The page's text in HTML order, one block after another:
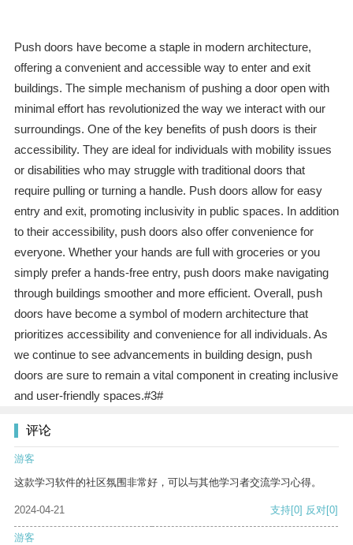
Push doors have become a staple in modern architecture,
offering a convenient and accessible way to enter and exit
buildings. The simple mechanism of pushing a door open with
minimal effort has revolutionized the way we interact with our
surroundings. One of the key benefits of push doors is their
accessibility. They are ideal for individuals with mobility issues
or disabilities who may struggle with traditional doors that
require pulling or turning a handle. Push doors allow for easy
entry and exit, promoting inclusivity in public spaces. In addition
to their accessibility, push doors also offer convenience for
everyone. Whether your hands are full with groceries or you
simply prefer a hands-free entry, push doors make navigating
through buildings smoother and more efficient. Overall, push
doors have become a symbol of modern architecture that
prioritizes accessibility and convenience for all individuals. As
we continue to see advancements in building design, push
doors are sure to remain a vital component in creating inclusive
and user-friendly spaces.#3#
评论
游客
这款学习软件的社区氛围非常好，可以与其他学习者交流学习心得。
2024-04-21 支持[0] 反对[0]
游客